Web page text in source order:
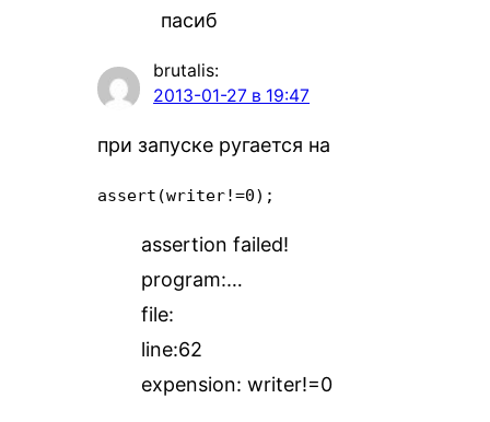
пасиб
brutalis:
2013-01-27 в 19:47
при запуске ругается на
assert(writer!=0);
assertion failed!
program:…
file:
line:62
expension: writer!=0